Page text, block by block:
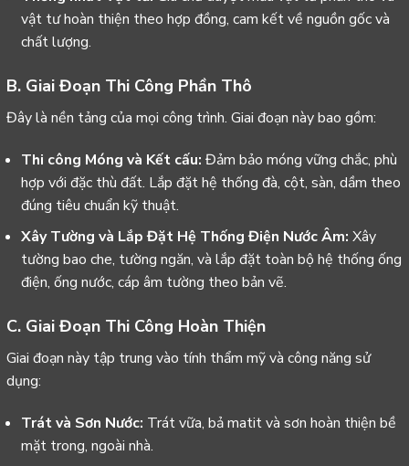
vật tư hoàn thiện theo hợp đồng, cam kết về nguồn gốc và
chất lượng.
B. Giai Đoạn Thi Công Phần Thô
Đây là nền tảng của mọi công trình. Giai đoạn này bao gồm:
Thi công Móng và Kết cấu: Đảm bảo móng vững chắc, phù
hợp với đặc thù đất. Lắp đặt hệ thống đà, cột, sàn, dầm theo
đúng tiêu chuẩn kỹ thuật.
Xây Tường và Lắp Đặt Hệ Thống Điện Nước Âm: Xây
tường bao che, tường ngăn, và lắp đặt toàn bộ hệ thống ống
điện, ống nước, cáp âm tường theo bản vẽ.
C. Giai Đoạn Thi Công Hoàn Thiện
Giai đoạn này tập trung vào tính thẩm mỹ và công năng sử
dụng:
Trát và Sơn Nước: Trát vữa, bả matit và sơn hoàn thiện bề
mặt trong, ngoài nhà.